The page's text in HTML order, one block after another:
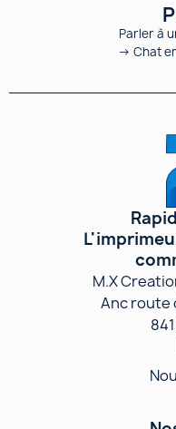
Parler à
→ Chat
M.X
Anc route